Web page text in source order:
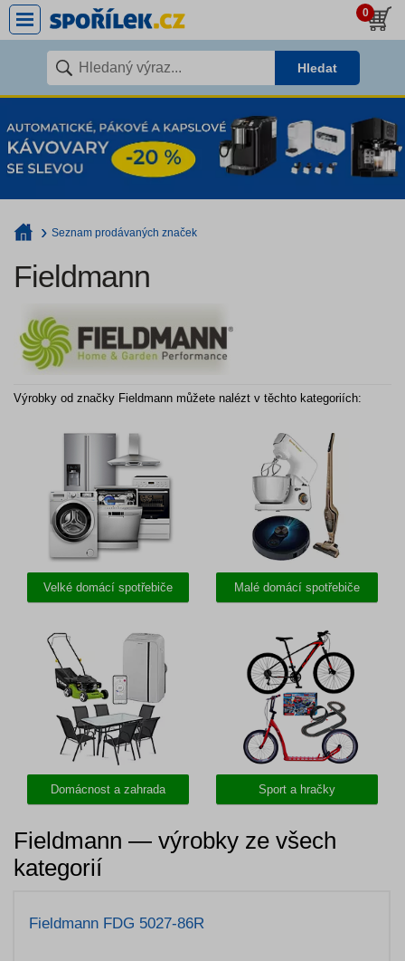
0
Hledat
Seznam prodávaných značek
Fieldmann
Výrobky od značky Fieldmann můžete nalézt v těchto kategoriích:
Velké domácí spotřebiče Malé domácí spotřebiče
Domácnost a zahrada Sport a hračky
Fieldmann — výrobky ze všech
kategorií
Fieldmann FDG 5027-86R